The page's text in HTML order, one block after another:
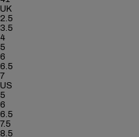
UK
2.5
3.5
4
5
6
6.5
7
US
5
6
6.5
7.5
8.5